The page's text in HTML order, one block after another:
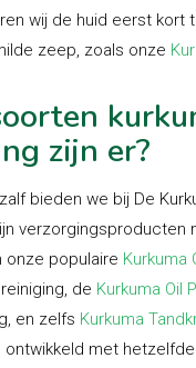
wij de huid eerst kort
zeep, zoals onze
zijn er?
bieden we bij De
verzorgingsproducten
onze populaire Kurkuma
de Kurkuma Oil
en zelfs Kurkuma
ontwikkeld met